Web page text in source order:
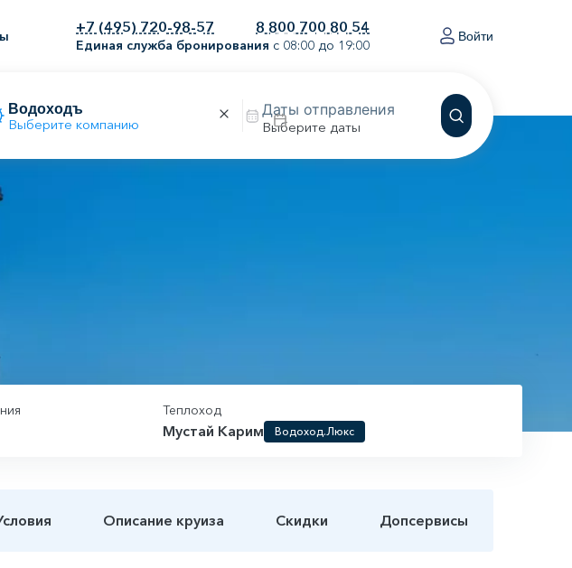
+7 (495) 720-98-57 8 800 700 80 54
Единая служба бронирования с 08:00 до 19:00
Войти
Выберите компанию Выберите даты
Теплоход
Мустай Карим Водоход.Люкс
Описание круиза Скидки Допсервисы